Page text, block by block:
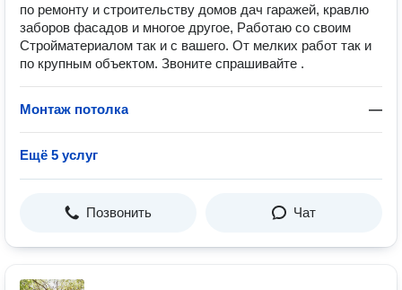
по ремонту и строительству домов дач гаражей, кравлю
заборов фасадов и многое другое, Работаю со своим
Стройматериалом так и с вашего. От мелких работ так и
по крупным объектом. Звоните спрашивайте .
Монтаж потолка —
Ещё 5 услуг
Позвонить Чат